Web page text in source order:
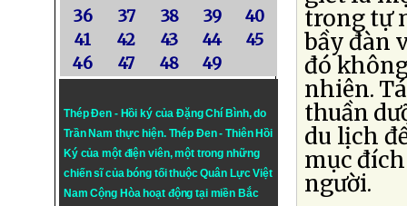
36
37 38 39
40
41
42 43 44
45
46
47 48 49
Thép Đen - Hồi ký của Đặng Chí Bình, do
Trần Nam thực hiện. Thép Đen- Thiên Hồi
Ký của một điện viên, một trong những
chiến sĩ của bóng tối thuộc Quân Lực Việt
Nam Cộng Hòa hoạt động tại miền Bắc
trong tự
bầy đàn
đó
nhiên.
thuần
du lịch
mục
người.